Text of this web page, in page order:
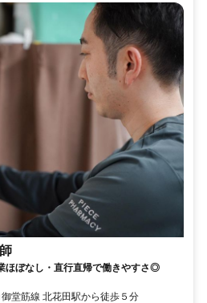
ほぼなし・直行直帰で働きやすさ◎
堂筋線 北花田駅から徒歩５分